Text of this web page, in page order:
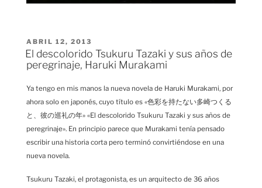
PUBLICADO
EL
ABRIL 12, 2013
El descolorido Tsukuru Tazaki y sus años de
peregrinaje, Haruki Murakami
Ya tengo en mis manos la nueva novela de Haruki Murakami, por
ahora solo en japonés, cuyo título es «色彩を持たない多崎つくる
と、彼の巡礼の年» «El descolorido Tsukuru Tazaki y sus años de
peregrinaje». En principio parece que Murakami tenía pensado
escribir una historia corta pero terminó convirtiéndose en una
nueva novela.
Tsukuru Tazaki, el protagonista, es un arquitecto de 36 años